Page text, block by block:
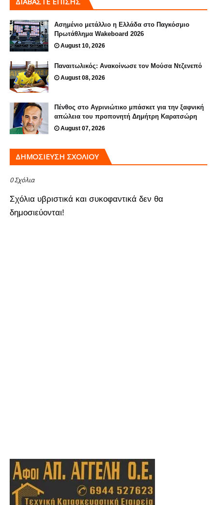
Ασημένιο μετάλλιο η Ελλάδα στο Παγκόσμιο
Πρωτάθλημα Wakeboard 2026
August 10, 2026
Παναιτωλικός: Ανακοίνωσε τον Μούσα Ντζενεπό
August 08, 2026
Πένθος στο Αγρινιώτικο μπάσκετ για την ξαφνική
απώλεια του προπονητή Δημήτρη Καρατσώρη
August 07, 2026
ΔΗΜΟΣΊΕΥΣΗ ΣΧΟΛΊΟΥ
0 Σχόλια
Σχόλια υβριστικά και συκοφαντικά δεν θα
δημοσιεύονται!